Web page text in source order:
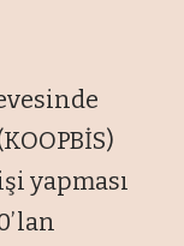
yapması